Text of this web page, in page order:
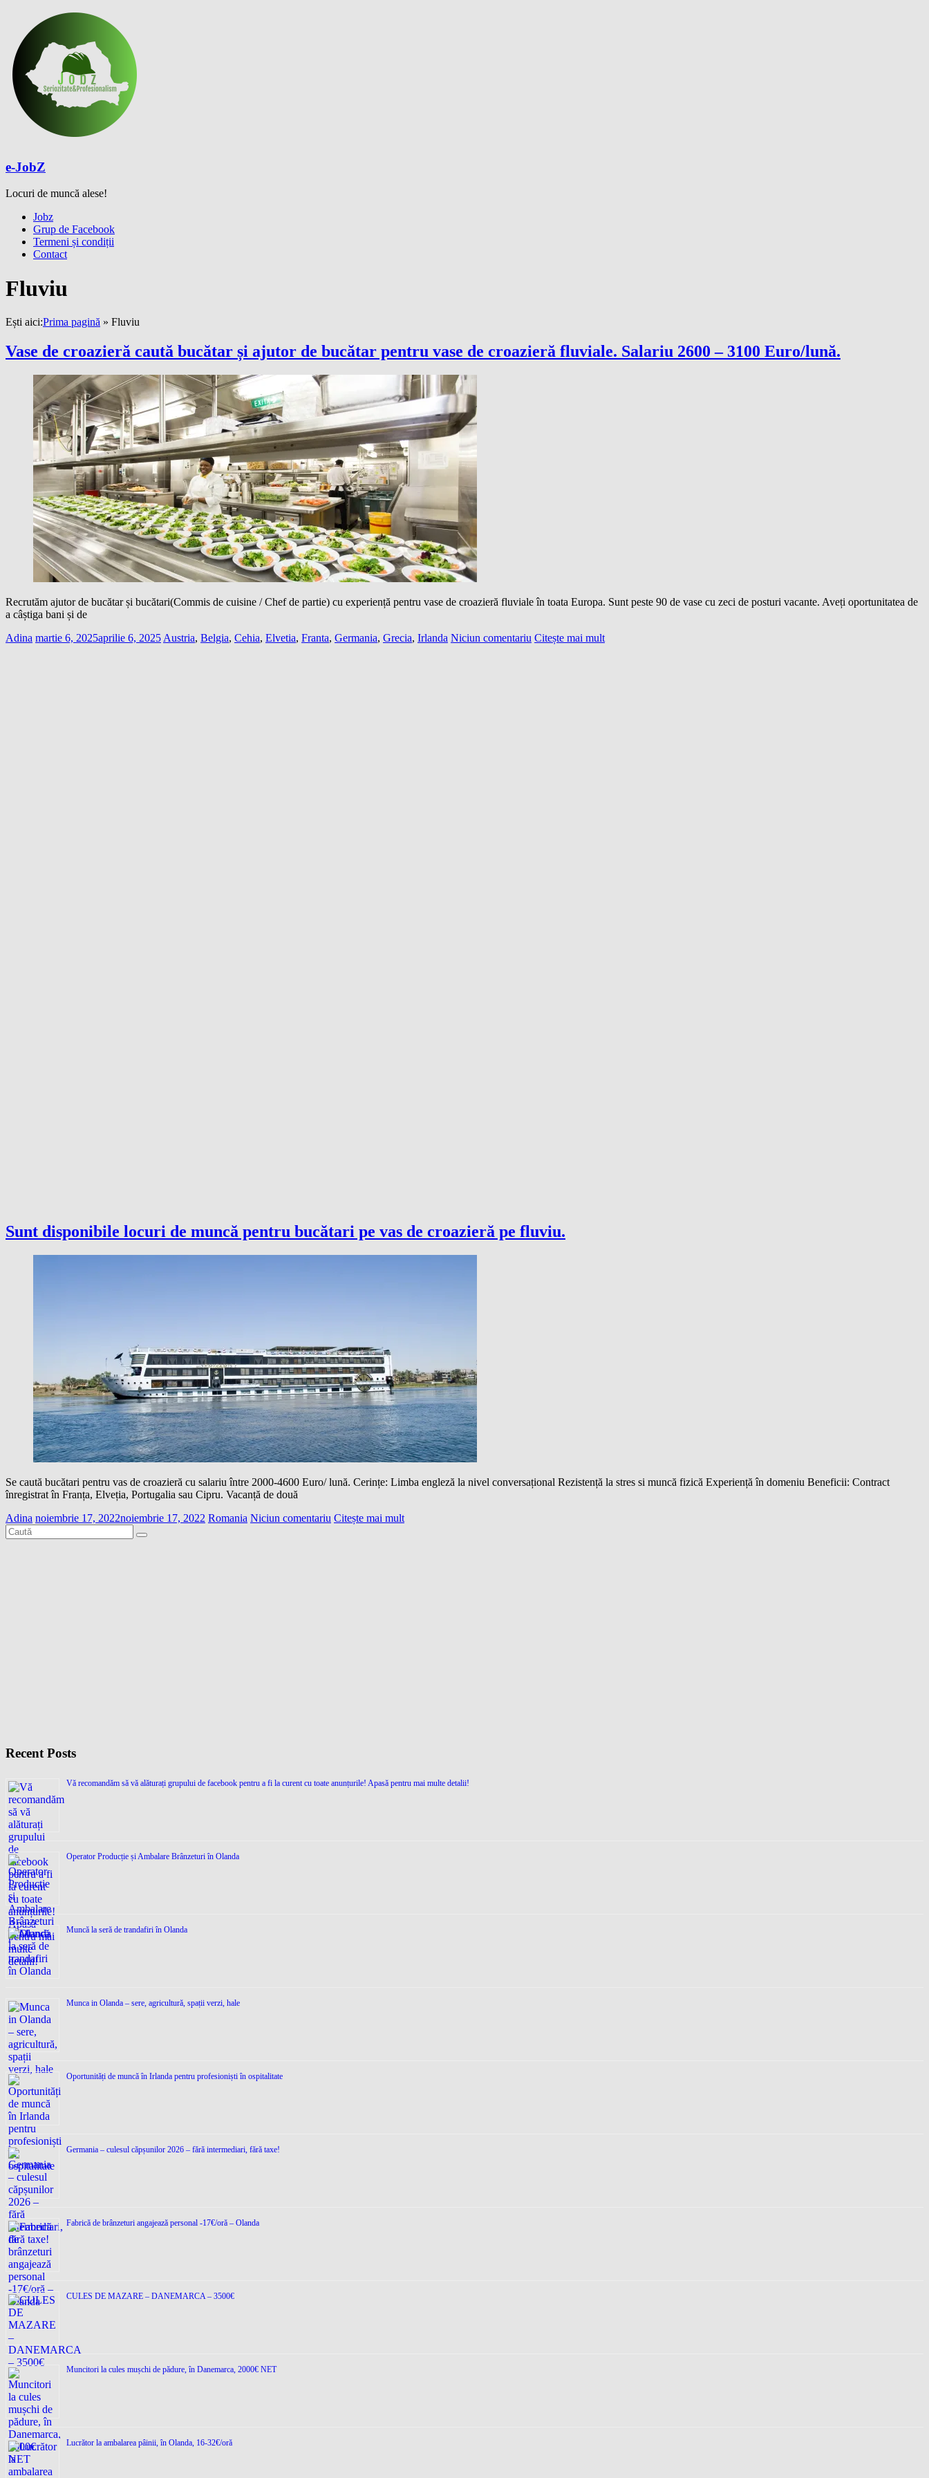
content
e-JobZ
Locuri de muncă alese!
Meniu Jobz
Grup de Facebook
Termeni și condiții
Contact
Fluviu
Ești aici:Prima pagină » Fluviu
Vase de croazieră caută bucătar și ajutor de bucătar pentru vase de croazieră fluviale. Salariu 2600 – 3100 Euro/lună.
Recrutăm ajutor de bucătar și bucătari(Commis de cuisine / Chef de partie) cu experiență pentru vase de croazieră fluviale în toata Europa. Sunt peste 90 de vase cu zeci de posturi vacante. Aveți oportunitatea de
a câștiga bani și de
Adina martie 6, 2025aprilie 6, 2025 Austria, Belgia, Cehia, Elvetia, Franta, Germania, Grecia, Irlanda Niciun comentariu Citește mai mult
Sunt disponibile locuri de muncă pentru bucătari pe vas de croazieră pe fluviu.
Se caută bucătari pentru vas de croazieră cu salariu între 2000-4600 Euro/ lună. Cerințe: Limba engleză la nivel conversațional Rezistență la stres si muncă fizică Experiență în domeniu Beneficii: Contract
înregistrat în Franța, Elveția, Portugalia sau Cipru. Vacanță de două
Adina noiembrie 17, 2022noiembrie 17, 2022 Romania Niciun comentariu Citește mai mult
Recent Posts
Vă recomandăm să vă alăturați grupului de facebook pentru a fi la curent cu toate anunțurile! Apasă pentru mai multe detalii!
Operator Producție și Ambalare Brânzeturi în Olanda
Muncă la seră de trandafiri în Olanda
Munca in Olanda – sere, agricultură, spații verzi, hale
Oportunități de muncă în Irlanda pentru profesioniști în ospitalitate
Germania – culesul căpșunilor 2026 – fără intermediari, fără taxe!
Fabrică de brânzeturi angajează personal -17€/oră – Olanda
CULES DE MAZARE – DANEMARCA – 3500€
Muncitori la cules mușchi de pădure, în Danemarca, 2000€ NET
Lucrător la ambalarea pâinii, în Olanda, 16-32€/oră